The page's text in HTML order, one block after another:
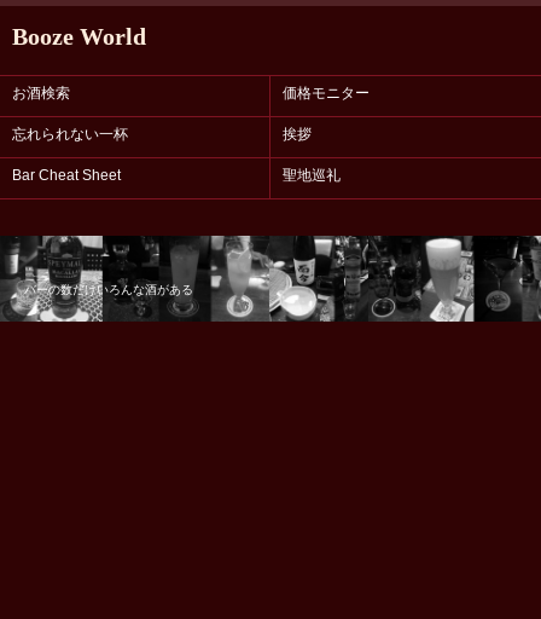
Booze World
お酒検索 価格モニター
忘れられない一杯 挨拶
Bar Cheat Sheet 聖地巡礼
バーの数だけいろんな酒がある